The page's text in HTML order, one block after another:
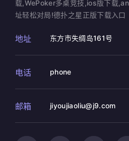
载,WePoker多桌竞技,ios版下载
址轻松对局!德扑之星正版下载入口
地址 东方市失绸岛161号
电话 phone
邮箱 jiyoujiaoliu@j9.com